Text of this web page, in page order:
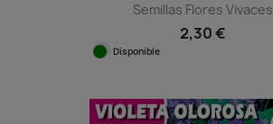
Semillas Flores Vivaces
2,30 €
Disponible